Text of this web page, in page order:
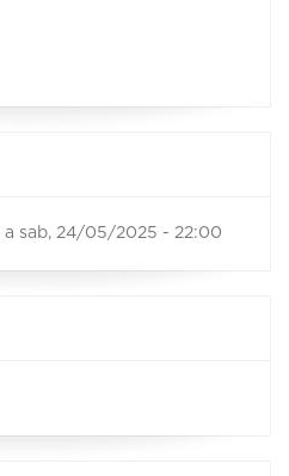
a sab, 24/05/2025 - 22:00